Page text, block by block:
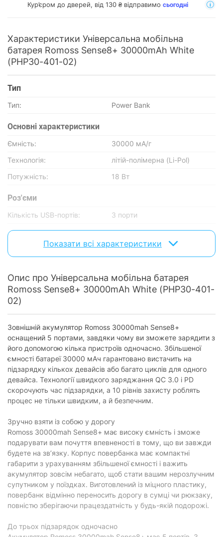
Кур’єром до дверей, від 130 ₴ відправимо сьогодні
Характеристики Універсальна мобільна
батарея Romoss Sense8+ 30000mAh White
(PHP30-401-02)
Тип
Тип: Power Bank
Основнi характеристики
Ємність:
30000 мА/г
Технологія:
літій-полімерна (Li-Pol)
Потужність:
18 Вт
Роз'єми
Кількість USB-портів:
3 порти
Вихід USB (1):
5 В/2,1 А
Вихід USB (2):
5 В/3 А, 9 В/2 А, 12 В/1.5 А
Живлення
Живлення (зарядка) від:
Додатково
Індикація:
є
Швидка зарядка:
зі швидкою зарядкою
Фізичні характеристики
Матеріал:
пластик
Габарити:
168 x 80 x 32.8 мм
Вага:
671 г
Характеристики та комплектація товару можуть змінюватися
виробником без повідомлення.
Показати всі характеристики
Опис про Універсальна мобільна батарея
Romoss Sense8+ 30000mAh White (PHP30-401-
02)
Зовнішній акумулятор Romoss 30000mah Sense8+
оснащений 5 портами, завдяки чому ви зможете зарядити з
його допомогою кілька пристроїв одночасно. Збільшеної
ємності батареї 30000 мАч гарантовано вистачить на
підзарядку кількох девайсів або багато циклів для одного
девайса. Технології швидкого заряджання QC 3.0 і PD
скорочують час підзарядки, а 10 рівнів захисту роблять
процес не тільки швидким, а й безпечним.
Зручно взяти із собою у дорогу
Romoss 30000mah Sense8+ має високу ємність і зможе
подарувати вам почуття впевненості в тому, що ви завжди
будете на зв’язку. Корпус повербанка має компактні
габарити з урахуванням збільшеної ємності і важить
акумулятор зовсім небагато, щоб стати вашим нерозлучним
супутником у поїздках. Виготовлений із міцного пластику,
повербанк відмінно переносить дорогу в сумці чи рюкзаку,
повністю зберігаючи працездатність у будь-якій подорожі.
До трьох підзарядок одночасно